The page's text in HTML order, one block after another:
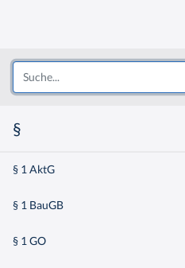
§
§ 1 AktG
§ 1 BauGB
§ 1 GO